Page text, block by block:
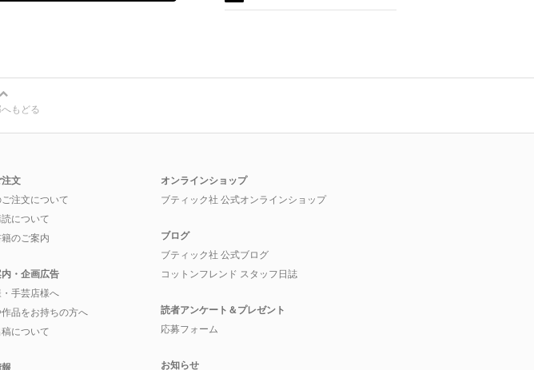
もどる
文
注文について
について
のご案内
・企画広告
手芸店様へ
品をお持ちの方へ
について
オンラインショップ
ブティック社 公式オンラインショップ
ブログ
ブティック社 公式ブログ
コットンフレンド スタッフ日誌
読者アンケート＆プレゼント
応募フォーム
お知らせ